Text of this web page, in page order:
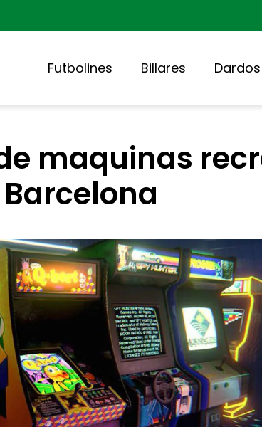
Futbolines Billares Dardos
maquinas